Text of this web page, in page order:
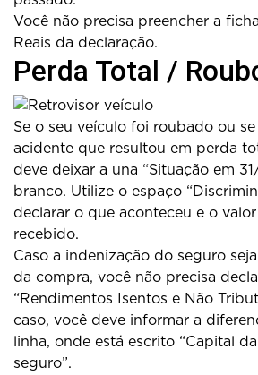
Você não precisa preencher a
Reais da declaração.
Perda Total /
Se o seu veículo foi roubado ou
acidente que resultou em perda
deve deixar a una “Situação em
branco. Utilize o espaço
declarar o que aconteceu e o
recebido.
Caso a indenização do seguro
da compra, você não precisa
“Rendimentos Isentos e Não
caso, você deve informar a
linha, onde está escrito “Capital
seguro”.